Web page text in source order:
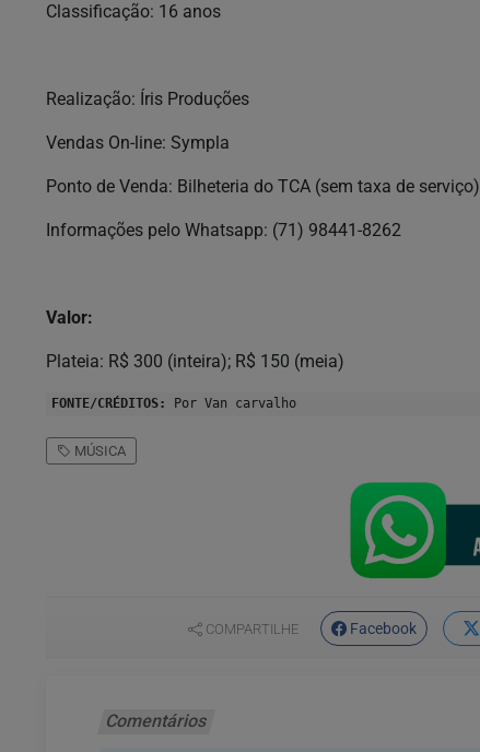
Classificação: 16 anos
Realização: Íris Produções
Vendas On-line: Sympla
Ponto de Venda: Bilheteria do TCA (sem taxa de serviço)
Informações pelo Whatsapp: (71) 98441-8262
Valor:
Plateia: R$ 300 (inteira); R$ 150 (meia)
FONTE/CRÉDITOS: Por Van carvalho
MÚSICA
COMPARTILHE Facebook
Comentários